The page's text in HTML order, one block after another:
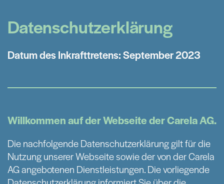
Datenschutzerklärung
Datum des Inkrafttretens: September 2023
Willkommen auf der Webseite der Carela AG.
Die nachfolgende Datenschutzerklärung gilt für die
Nutzung unserer Webseite sowie der von der Carela
AG angebotenen Dienstleistungen. Die vorliegende